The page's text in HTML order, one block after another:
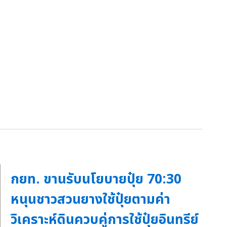
กยท. ขานรับนโยบายปุ๋ย 70:30
หนุนชาวสวนยางใช้ปุ๋ยตามค่า
วิเคราะห์ดินควบคู่การใช้ปุ๋ยอินทรีย์